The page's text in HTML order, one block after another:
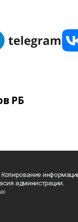
РБ
администрации.